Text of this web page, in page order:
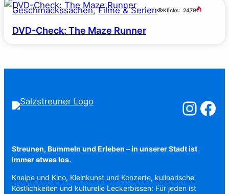
Geschmackssachen, Filme & Serien Klicks: 2479
DVD-Check: The Maze Runner
Salzstreuner
Streunen, Bummeln und Erleben – in unserer Stadt ist
immer etwas los.
Kneipe und Kino, Kleinkunst und Konzerte, kulinarische
Köstlichkeiten und kulturelle Leckerbissen: Für jeden ist